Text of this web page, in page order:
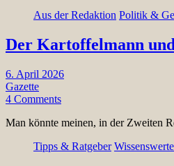
Aus der Redaktion Politik &
Der Kartoffelmann
6. April 2026
Gazette
4 Comments
Man könnte meinen, in der Zweiten
Tipps & Ratgeber